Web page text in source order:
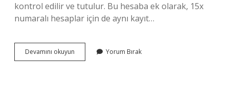
kontrol edilir ve tutulur. Bu hesaba ek olarak, 15x
numaralı hesaplar için de aynı kayıt…
Devamını okuyun
Masrafları
Yorum Bırak